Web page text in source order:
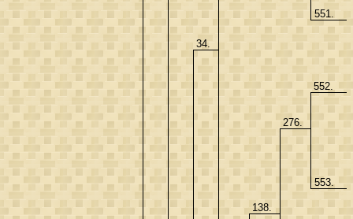
34.
551.
138.
276.
552.
553.